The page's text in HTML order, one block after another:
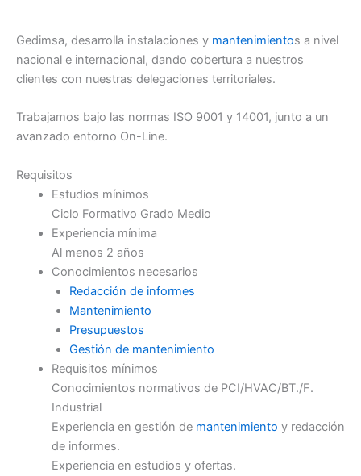
Gedimsa, desarrolla instalaciones y mantenimientos a nivel
nacional e internacional, dando cobertura a nuestros
clientes con nuestras delegaciones territoriales.
Trabajamos bajo las normas ISO 9001 y 14001, junto a un
avanzado entorno On-Line.
Requisitos
Estudios mínimos
Ciclo Formativo Grado Medio
Experiencia mínima
Al menos 2 años
Conocimientos necesarios
Redacción de informes
Mantenimiento
Presupuestos
Gestión de mantenimiento
Requisitos mínimos
Conocimientos normativos de PCI/HVAC/BT./F.
Industrial
Experiencia en gestión de mantenimiento y redacción
de informes.
Experiencia en estudios y ofertas.